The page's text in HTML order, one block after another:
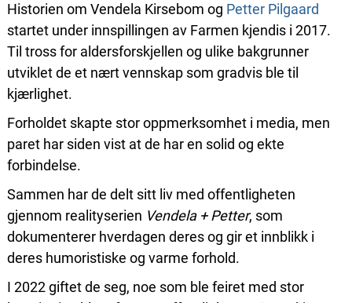
Historien om Vendela Kirsebom og Petter Pilgaard
startet under innspillingen av Farmen kjendis i 2017.
Til tross for aldersforskjellen og ulike bakgrunner
utviklet de et nært vennskap som gradvis ble til
kjærlighet.
Forholdet skapte stor oppmerksomhet i media, men
paret har siden vist at de har en solid og ekte
forbindelse.
Sammen har de delt sitt liv med offentligheten
gjennom realityserien Vendela + Petter, som
dokumenterer hverdagen deres og gir et innblikk i
deres humoristiske og varme forhold.
I 2022 giftet de seg, noe som ble feiret med stor